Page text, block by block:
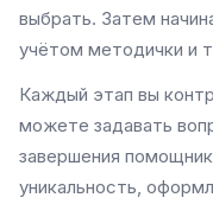
выбрать. Затем
учётом методички и
Каждый этап вы
можете задавать
завершения
уникальность,